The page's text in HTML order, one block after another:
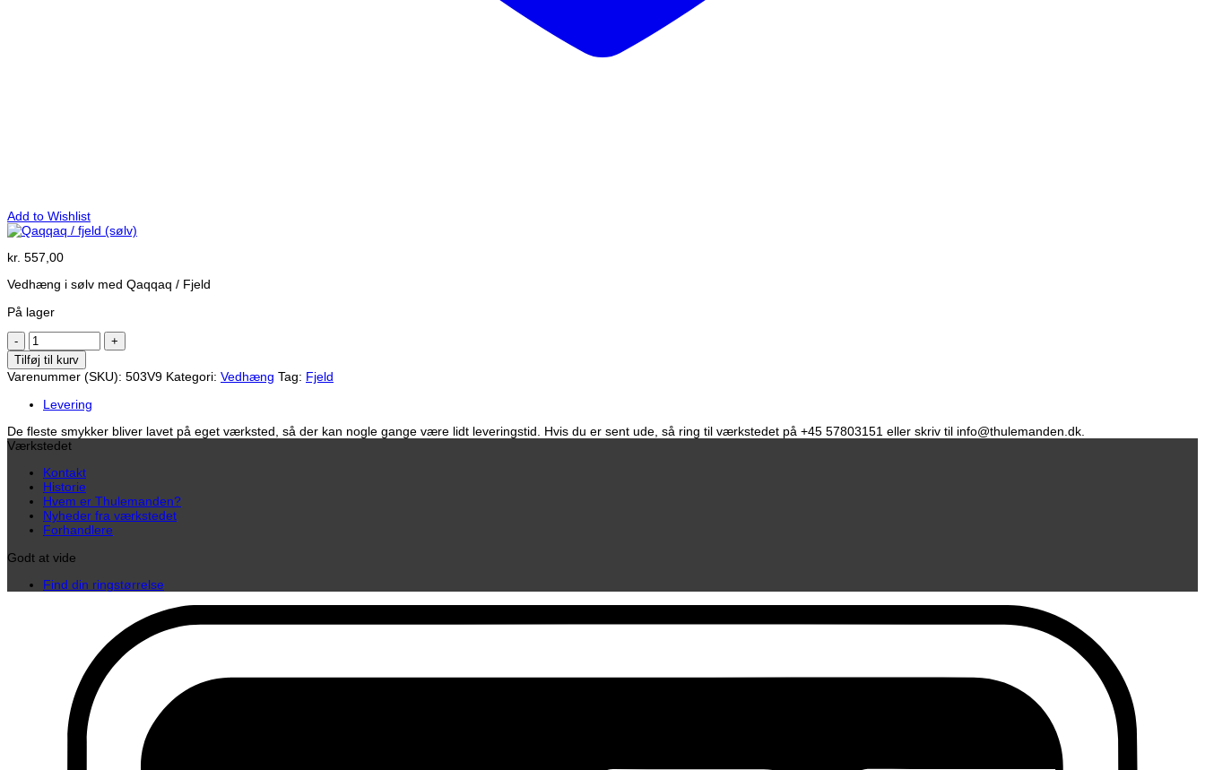
Add to Wishlist
kr. 557,00
Vedhæng i sølv med Qaqqaq / Fjeld
På lager
Qaqqaq
/
fjeld
(sølv)
Tilføj til kurv
Varenummer (SKU): 503V9 Kategori: Vedhæng Tag: Fjeld
Levering
De fleste smykker bliver lavet på eget værksted, så der kan nogle gange være lidt leveringstid. Hvis du er sent ude, så ring til værkstedet på +45 57803151 eller skriv til info@thulemanden.dk.
Værkstedet
Kontakt
Historie
Hvem er Thulemanden?
Nyheder fra værkstedet
Forhandlere
Godt at vide
Find din ringstørrelse